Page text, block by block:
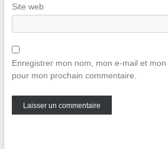
Site web
Enregistrer mon nom, mon e-mail et
pour mon prochain commentaire.